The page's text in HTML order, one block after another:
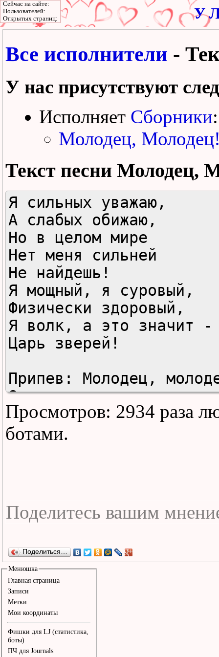
У
Все исполнители -
У нас присутствуют
Исполняет Сборники:
Молодец,
Текст песни Молодец,
Я сильных уважаю,
А слабых обижаю,
Но в целом мире
Нет меня сильней
Не найдешь!
Я мощный, я суровый,
Физически здоровый,
Я волк, а это значит -
Царь зверей!
Припев: Молодец,
Он как лев дерется,
И от зайца ему
Достается.
Но я любого победить
Кто смелый?
Пусть на меня выходит,
Я от него возьму и ...
Убегу!
Припев: Молодец,
Просмотров: 2934 раза
ботами.
Поделиться…
Менюшка
Главная страница
Записи
Метки
Мои координаты
Фишки для LJ (статистика,
боты)
ПЧ для Journals
Сейчас на сайте:
Пользователей:
Открытых страниц: